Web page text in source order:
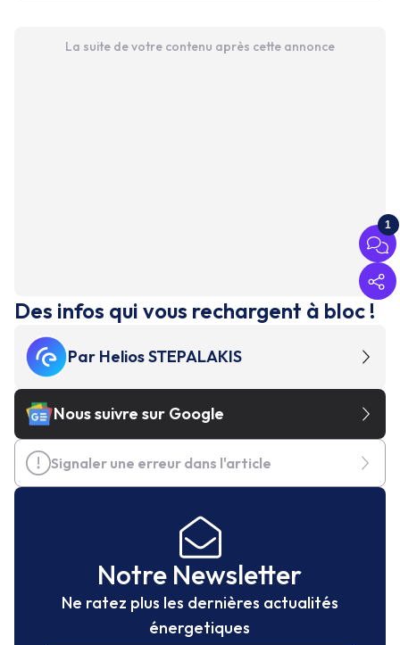
La suite de votre contenu après cette annonce
1
Des infos qui vous rechargent à bloc !
Par Helios STEPALAKIS
Nous suivre sur Google
Signaler une erreur dans l'article
Notre Newsletter
Ne ratez plus les dernières actualités
énergetiques